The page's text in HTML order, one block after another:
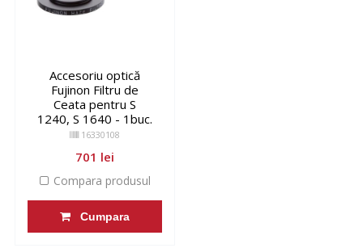
Accesoriu optică
Fujinon Filtru de
Ceata pentru S
1240, S 1640 - 1buc.
16330108
701 lei
Compara produsul
Cumpara